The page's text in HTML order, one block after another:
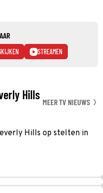
STREAMEN
Hills
MEER TV NIEUWS
Hills op stelten in